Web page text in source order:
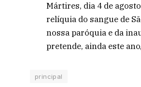
Mártires, dia 4 de
relíquia do sangue de
nossa paróquia e da
pretende, ainda este
principal